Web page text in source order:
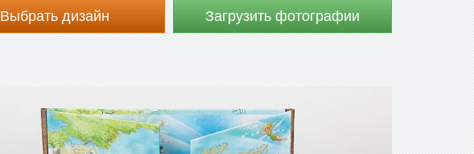
Выбрать дизайн Загрузить фотографии